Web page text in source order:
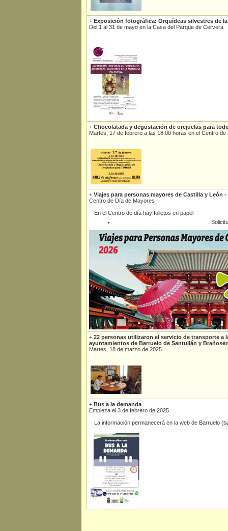
+ Exposición fotográfica: Orquídeas silvestres de
Del 1 al 31 de mayo en la Casa del Parque de Cervera
+ Chocolatada y degustación de orejuelas para
Martes, 17 de febrero a las 18:00 horas en el Centro
+ Viajes para personas mayores de Castilla y León -
Centro de Día de Mayores
En el Centro de día hay folletos en papel
+ 22 personas utilizaron el servicio de transporte a
ayuntamientos de Barruelo de Santullán y
Martes, 18 de marzo de 2025.
+ Bus a la demanda
Empieza el 3 de febrero de 2025
La información permanecerá en la web de Barruelo